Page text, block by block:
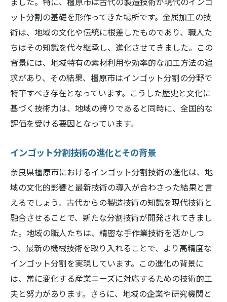
伝統手法の再評価と応用
奈良県橿原市の技術革新の事例
高精度を実現する奈良県橿原市のインゴット分
割技術
高精度技術の開発背景
精度向上のための革新的手法
インゴット分割における精密機器の役割
品質管理と技術向上の関係
奈良県橿原市の技術的優位性
インゴット分割技術が産業界に与える影響を探
る
インゴット分割がもたらす産業界への貢献
技術革新による業界の変化
地域産業の成長とインゴット分割
インゴット分割がもたらす新たなビジネス
機会
産業界におけるインゴット分割の需要
ット分割の基礎を形作ってきた場所です。金属加工の技
術は、地域の文化や伝統に根差したものであり、職人た
ちはその知識を代々継承し、進化させてきました。この
背景には、地域特有の素材利用や効率的な加工方法の追
求があり、その結果、橿原市はインゴット分割の分野で
特筆すべき存在となっています。こうした歴史と文化に
基づく技術力は、地域の誇りであると同時に、全国的な
評価を受ける要因となっています。
インゴット分割技術の進化とその背景
奈良県橿原市におけるインゴット分割技術の進化は、地
域の文化的影響と最新技術の導入が合わさった結果と言
えるでしょう。古代からの製造技術の知識を現代技術と
融合させることで、新たな分割技術が開発されてきまし
た。地域の職人たちは、精密な手作業技術を活かしつ
つ、最新の機械技術を取り入れることで、より高精度な
インゴット分割を実現しています。この進化の背景に
は、常に変化する産業ニーズに対応するための技術的工
夫と努力があります。さらに、地域の企業や研究機関と